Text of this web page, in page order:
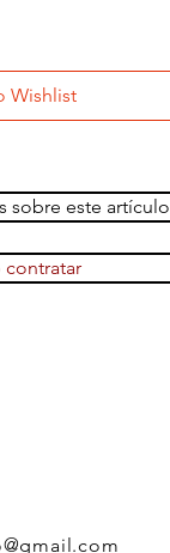
Wishlist
sobre este artículo